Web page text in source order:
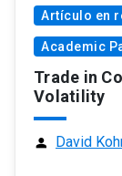
Artículo en
Academic
Trade in
Volatility
person David